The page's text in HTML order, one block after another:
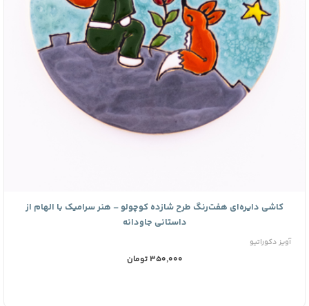
کاشی دایره‌ای هفت‌رنگ طرح شازده کوچولو – هنر سرامیک با الهام از
داستانی جاودانه
آویز دکوراتیو
350,000 تومان